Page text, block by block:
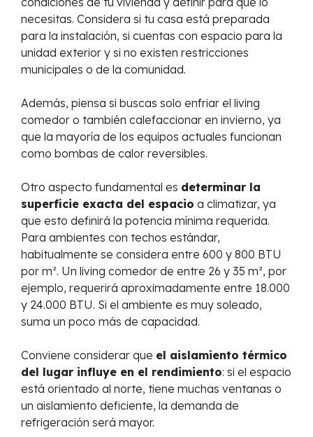
necesitas. Considera si tu casa está preparada
para la instalación, si cuentas con espacio para la
unidad exterior y si no existen restricciones
municipales o de la comunidad.
Además, piensa si buscas solo enfriar el living
comedor o también calefaccionar en invierno, ya
que la mayoría de los equipos actuales funcionan
como bombas de calor reversibles.
Otro aspecto fundamental es determinar la
superficie exacta del espacio a climatizar, ya
que esto definirá la potencia mínima requerida.
Para ambientes con techos estándar,
habitualmente se considera entre 600 y 800 BTU
por m². Un living comedor de entre 26 y 35 m², por
ejemplo, requerirá aproximadamente entre 18.000
y 24.000 BTU. Si el ambiente es muy soleado,
suma un poco más de capacidad.
Conviene considerar que el aislamiento térmico
del lugar influye en el rendimiento: si el espacio
está orientado al norte, tiene muchas ventanas o
un aislamiento deficiente, la demanda de
refrigeración será mayor.